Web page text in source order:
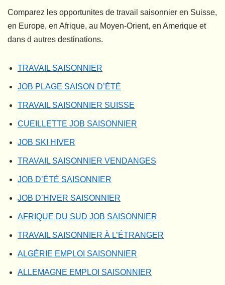
Comparez les opportunites de travail saisonnier en Suisse,
en Europe, en Afrique, au Moyen-Orient, en Amerique et
dans d autres destinations.
TRAVAIL SAISONNIER
JOB PLAGE SAISON D’ÉTÉ
TRAVAIL SAISONNIER SUISSE
CUEILLETTE JOB SAISONNIER
JOB SKI HIVER
TRAVAIL SAISONNIER VENDANGES
JOB D’ÉTÉ SAISONNIER
JOB D’HIVER SAISONNIER
AFRIQUE DU SUD JOB SAISONNIER
TRAVAIL SAISONNIER À L’ÉTRANGER
ALGÉRIE EMPLOI SAISONNIER
ALLEMAGNE EMPLOI SAISONNIER